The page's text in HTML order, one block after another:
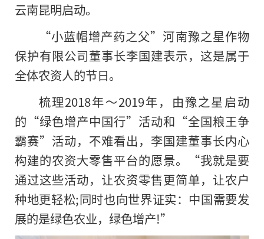
云南昆明启动。
“小蓝帽增产药之父”河南豫之星作物
保护有限公司董事长李国建表示，这是属于
全体农资人的节日。
梳理2018年～2019年，由豫之星启动
的“绿色增产中国行”活动和“全国粮王争
霸赛”活动，不难看出，李国建董事长内心
构建的农资大零售平台的愿景。“我就是要
通过这些活动，让农资零售更简单，让农户
种地更轻松;同时也向世界证实：中国需要发
展的是绿色农业，绿色增产!”